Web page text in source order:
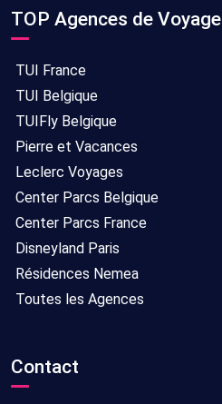
TOP Agences de Voyage
TUI France
TUI Belgique
TUIFly Belgique
Pierre et Vacances
Leclerc Voyages
Center Parcs Belgique
Center Parcs France
Disneyland Paris
Résidences Nemea
Toutes les Agences
Contact